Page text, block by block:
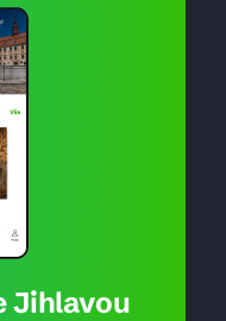
Jihlavou